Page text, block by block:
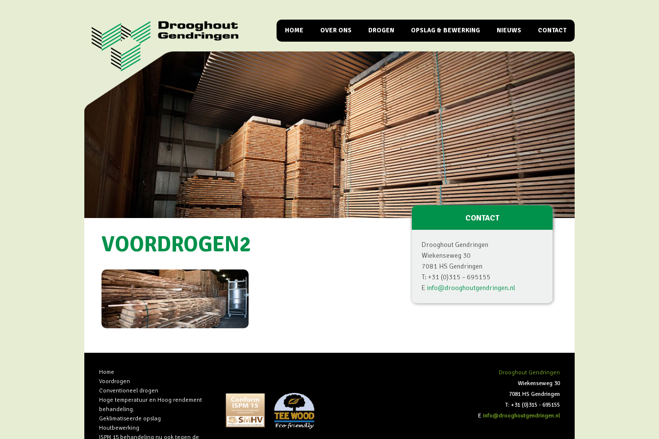
HOME OVER ONS
TEAM
GENDRINGEN HOUT GROEP
EUROPLY – LEVERANCIER EUROPEES EIKEN & TEEWOOD
DROGEN
OPLATTEN
VOORDROGEN
CONVENTIONEEL DROGEN
HOGE TEMPERATUUR EN HOOG RENDEMENT BEHANDELING.
OPSLAG & BEWERKING
GEKLIMATISEERDE OPSLAG
ISPM 15 BEHANDELING
HOUTBEWERKING
NIEUWS CONTACT
VOORDROGEN2
CONTACT
Drooghout Gendringen
Wiekenseweg 30
7081 HS Gendringen
T: +31 (0)315 – 695155
E info@drooghoutgendringen.nl
Home
Voordrogen
Conventioneel drogen
Hoge temperatuur en Hoog rendement
behandeling.
Geklimatiseerde opslag
Houtbewerking
ISPM 15 behandeling nu ook tegen de
Drooghout Gendringen
Wiekenseweg 30
7081 HS Gendringen
T: +31 (0)315 - 695155
E info@drooghoutgendringen.nl